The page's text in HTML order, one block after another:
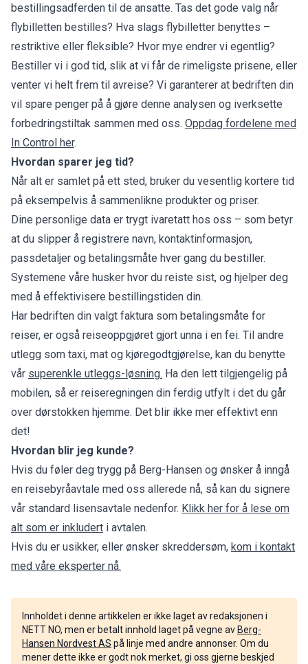
bestillingsadferden til de ansatte. Tas det gode valg når
flybilletten bestilles? Hva slags flybilletter benyttes –
restriktive eller fleksible? Hvor mye endrer vi egentlig?
Bestiller vi i god tid, slik at vi får de rimeligste prisene, eller
venter vi helt frem til avreise? Vi garanterer at bedriften din
vil spare penger på å gjøre denne analysen og iverksette
forbedringstiltak sammen med oss. Oppdag fordelene med
In Control her.
Hvordan sparer jeg tid?
Når alt er samlet på ett sted, bruker du vesentlig kortere tid
på eksempelvis å sammenlikne produkter og priser.
Dine personlige data er trygt ivaretatt hos oss – som betyr
at du slipper å registrere navn, kontaktinformasjon,
passdetaljer og betalingsmåte hver gang du bestiller.
Systemene våre husker hvor du reiste sist, og hjelper deg
med å effektivisere bestillingstiden din.
Har bedriften din valgt faktura som betalingsmåte for
reiser, er også reiseoppgjøret gjort unna i en fei. Til andre
utlegg som taxi, mat og kjøregodtgjørelse, kan du benytte
vår superenkle utleggs-løsning. Ha den lett tilgjengelig på
mobilen, så er reiseregningen din ferdig utfylt i det du går
over dørstokken hjemme. Det blir ikke mer effektivt enn
det!
Hvordan blir jeg kunde?
Hvis du føler deg trygg på Berg-Hansen og ønsker å inngå
en reisebyråavtale med oss allerede nå, så kan du signere
vår standard lisensavtale nedenfor. Klikk her for å lese om
alt som er inkludert i avtalen.
Hvis du er usikker, eller ønsker skreddersøm, kom i kontakt
med våre eksperter nå.
Innholdet i denne artikkelen er ikke laget av redaksjonen i
NETT NO, men er betalt innhold laget på vegne av Berg-
Hansen Nordvest AS på linje med andre annonser. Om du
mener dette ikke er godt nok merket, gi oss gjerne beskjed